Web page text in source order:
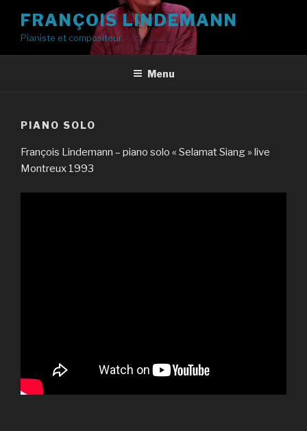
contenu
principal
FRANÇOIS LINDEMANN
Pianiste et compositeur
Menu
PIANO SOLO
François Lindemann – piano solo « Selamat Siang » live
Montreux 1993